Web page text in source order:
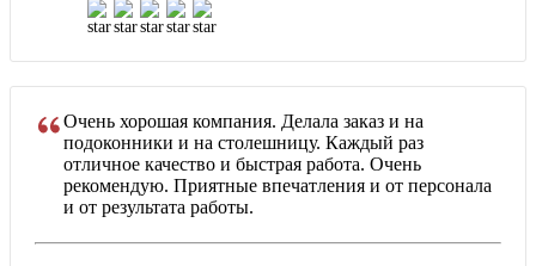
Очень хорошая компания. Делала заказ и на
подоконники и на столешницу. Каждый раз
отличное качество и быстрая работа. Очень
рекомендую. Приятные впечатления и от персонала
и от результата работы.